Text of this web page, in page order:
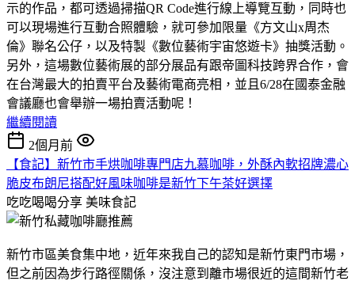
示的作品，都可透過掃描QR Code進行線上導覽互動，同時也
可以現場進行互動合照體驗，就可參加限量《方文山x周杰
倫》聯名公仔，以及特製《數位藝術宇宙悠遊卡》抽獎活動。
另外，這場數位藝術展的部分展品有跟帝圖科技跨界合作，會
在台灣最大的拍賣平台及藝術電商亮相，並且6/28在國泰金融
會議廳也會舉辦一場拍賣活動呢！
繼續閱讀
2個月前
【食記】新竹市手烘咖啡專門店九慕咖啡，外酥內軟招牌濃心
脆皮布朗尼搭配好風味咖啡是新竹下午茶好選擇
吃吃喝喝分享 美味食記
新竹市區美食集中地，近年來我自己的認知是新竹東門市場，
但之前因為步行路徑關係，沒注意到離市場很近的這間新竹老